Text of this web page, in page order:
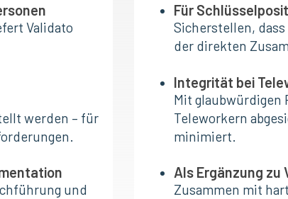
Validato
werden – für
und
Für
Sicherstellen,
der direkten
Integrität bei
Mit glaubwürdigen
Teleworkern
minimiert.
Als Ergänzung
Zusammen mit